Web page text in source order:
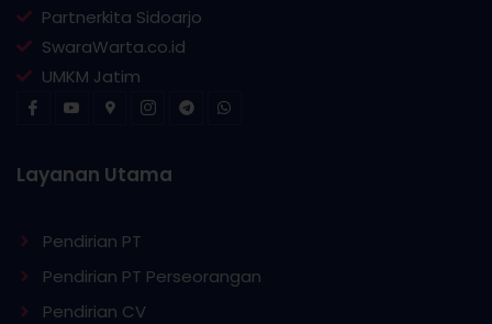
Partnerkita Sidoarjo
SwaraWarta.co.id
UMKM Jatim
Layanan Utama
Pendirian PT
Pendirian PT Perseorangan
Pendirian CV